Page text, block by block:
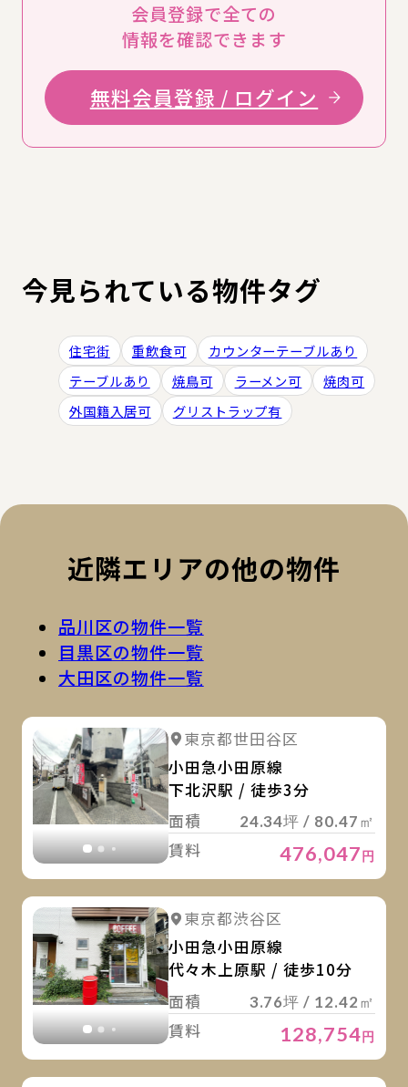
会員登録で全ての
情報を確認できます
無料会員登録 / ログイン
今見られている物件タグ
住宅街 重飲食可
カウンターテーブルあり
テーブルあり
焼鳥可 ラーメン可
焼肉可
外国籍入居可
グリストラップ有
近隣エリアの他の物件
品川区の物件一覧
目黒区の物件一覧
大田区の物件一覧
詳細を見る
東京都世田谷区
小田急小田原線
下北沢駅 / 徒歩3分
面積
24.34坪 / 80.47㎡
賃料 476,047円
詳細を見る
東京都渋谷区
小田急小田原線
代々木上原駅 / 徒歩10分
面積
3.76坪 / 12.42㎡
賃料 128,754円